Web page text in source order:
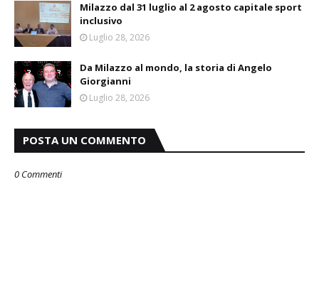
Milazzo dal 31 luglio al 2 agosto capitale sport
inclusivo
Luglio 28, 2026
Da Milazzo al mondo, la storia di Angelo
Giorgianni
Luglio 28, 2026
POSTA UN COMMENTO
0 Commenti